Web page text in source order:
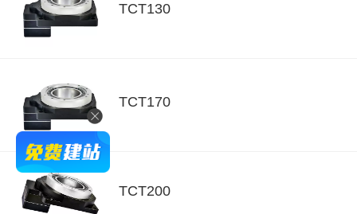
TCT130
TCT170
TCT200